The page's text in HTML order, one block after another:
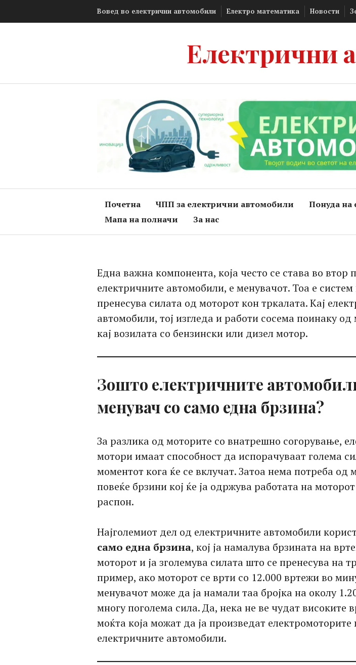
to
Вовед во електрични автомобили Електро математика Новости
Електрични
Почетна ЧПП за електрични автомобили
Понуда на
Мапа на полначи
За нас
Една важна компонента, која често се става во втор
електричните автомобили, е менувачот. Тоа е систем
пренесува силата од моторот кон тркалата. Кај
автомобили, тој изгледа и работи сосема поинаку од
кај возилата со бензински или дизел мотор.
Зошто електричните
менувач со само една брзина?
За разлика од моторите со внатрешно согорување,
мотори имаат способност да испорачуваат голема
моментот кога ќе се вклучат. Затоа нема потреба од
повеќе брзини кој ќе ја одржува работата на
распон.
Најголемиот дел од електричните автомобили
само една брзина, кој ја намалува брзината на
моторот и ја зголемува силата што се пренесува на
пример, ако моторот се врти со 12.000 вртежи во
менувачот може да ја намали таа бројка на околу
многу поголема сила. Да, нека не ве чудат високите
моќта која можат да ја произведат електромоторите
електричните автомобили.